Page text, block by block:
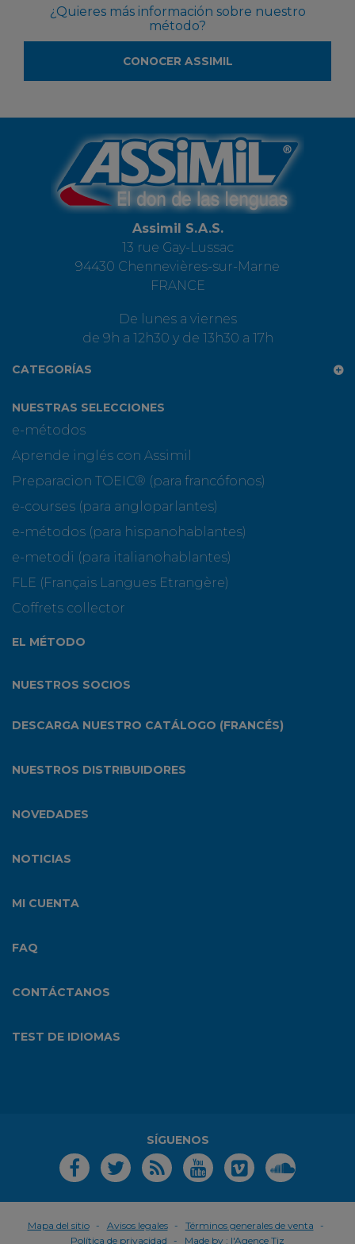
¿Quieres más información sobre nuestro
método?
CONOCER ASSIMIL
Assimil S.A.S.
13 rue Gay-Lussac
94430 Chennevières-sur-Marne
FRANCE
De lunes a viernes
de 9h a 12h30 y de 13h30 a 17h
CATEGORÍAS
NUESTRAS SELECCIONES
e-métodos
Aprende inglés con Assimil
Preparacion TOEIC® (para francófonos)
e-courses (para angloparlantes)
e-métodos (para hispanohablantes)
e-metodi (para italianohablantes)
FLE (Français Langues Etrangère)
Coffrets collector
EL MÉTODO
NUESTROS SOCIOS
DESCARGA NUESTRO CATÁLOGO (FRANCÉS)
NUESTROS DISTRIBUIDORES
NOVEDADES
NOTICIAS
MI CUENTA
FAQ
CONTÁCTANOS
TEST DE IDIOMAS
SÍGUENOS
Mapa del sitio Avisos legales
Términos generales de venta
Política de privacidad
Made by : l'Agence Tiz